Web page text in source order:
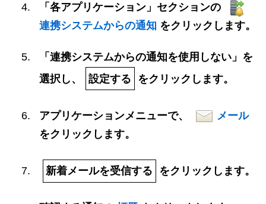
「各アプリケーション」セクションの
連携システムからの通知 をクリックします。
「連携システムからの通知を使用しない」を
選択し、
設定する をクリックします。
アプリケーションメニューで、
メール
をクリックします。
新着メールを受信する をクリックします。